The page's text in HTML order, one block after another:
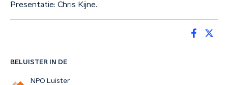
BELUISTER IN DE
NPO Luister
Presentatie: Chris Kijne.